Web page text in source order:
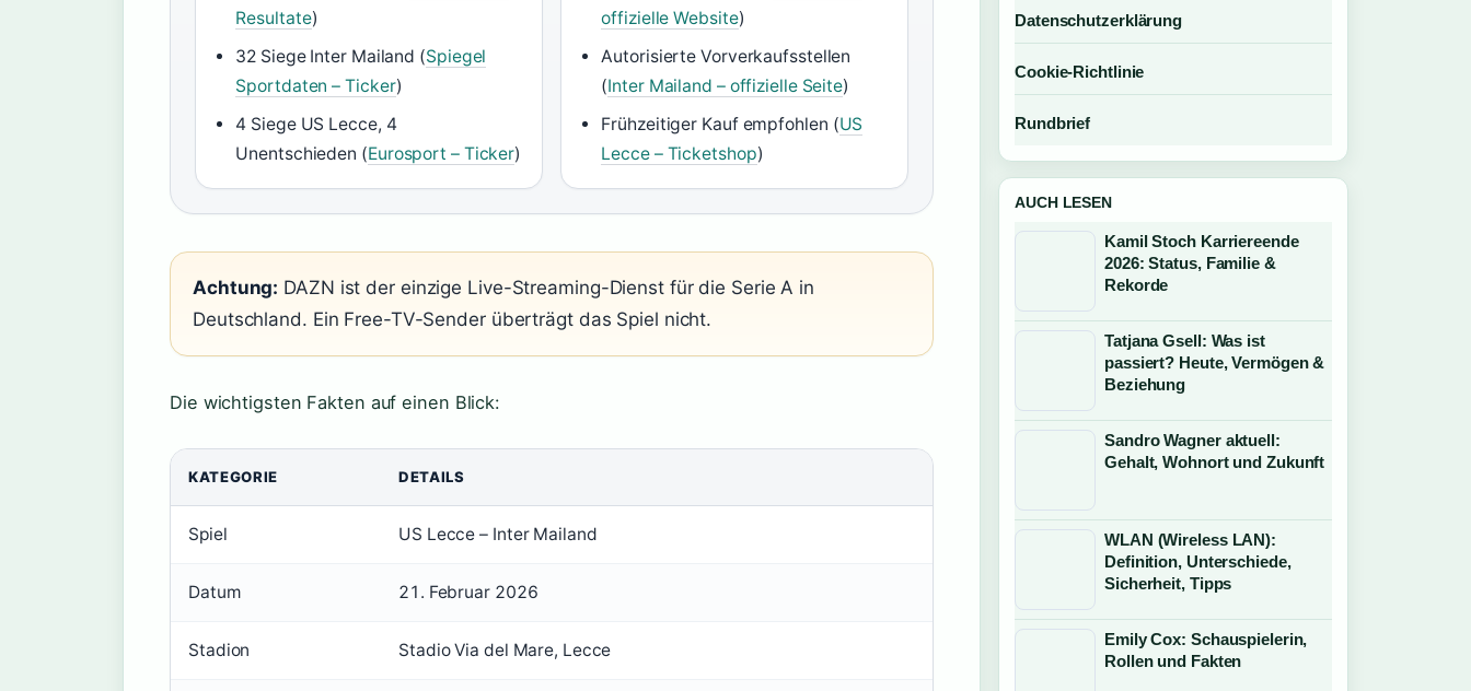
Resultate)
32 Siege Inter Mailand (Spiegel
Sportdaten – Ticker)
4 Siege US Lecce, 4
Unentschieden (Eurosport – Ticker)
offizielle Website)
Autorisierte Vorverkaufsstellen
(Inter Mailand – offizielle Seite)
Frühzeitiger Kauf empfohlen (US
Lecce – Ticketshop)
Achtung: DAZN ist der einzige Live-Streaming-Dienst für die Serie A in
Deutschland. Ein Free-TV-Sender überträgt das Spiel nicht.
Die wichtigsten Fakten auf einen Blick:
KATEGORIE DETAILS
Spiel US Lecce – Inter Mailand
Datum 21. Februar 2026
Stadion Stadio Via del Mare, Lecce
Datenschutzerklärung
Cookie-Richtlinie
Rundbrief
AUCH LESEN
Kamil Stoch Karriereende
2026: Status, Familie &
Rekorde
Tatjana Gsell: Was ist
passiert? Heute, Vermögen &
Beziehung
Sandro Wagner aktuell:
Gehalt, Wohnort und Zukunft
WLAN (Wireless LAN):
Definition, Unterschiede,
Sicherheit, Tipps
Emily Cox: Schauspielerin,
Rollen und Fakten